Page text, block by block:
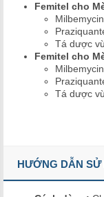
Femitel cho
Tá dược
Femitel cho
Tá dược
HƯỚNG DẪN SỬ